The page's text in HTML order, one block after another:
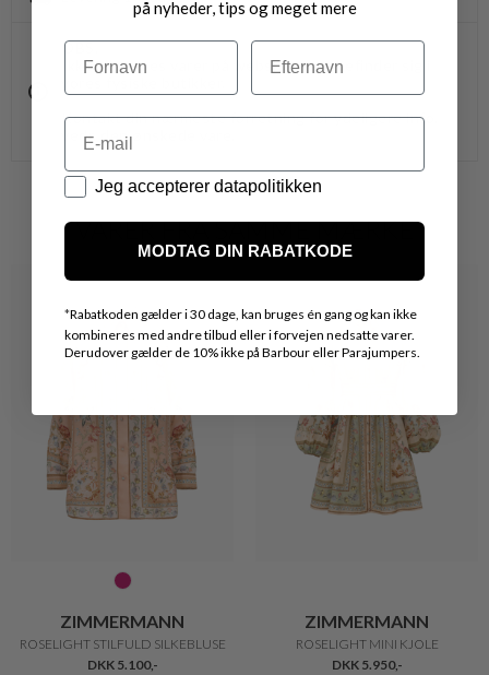
OBS.
Ikke alle vores varer på webshoppen, befinder sig i
Kontakt din nærmeste forretning for ydeligere info.
vedr. den ønskede vare.
VARER FRA SAMME MÆRKE
ZIMMERMANN
ROSELIGHT STILFULD SILKEBLUSE
DKK 5.100,-
ZIMMERMANN
ROSELIGHT MINI KJOLE
DKK 5.950,-
på nyheder, tips og meget mere
Navn Efternavn
Email
Datapolitik
Jeg accepterer datapolitikken
MODTAG DIN RABATKODE
*Rabatkoden gælder i 30 dage, kan bruges én gang og kan ikke
kombineres med andre tilbud eller i forvejen nedsatte varer.
Derudover gælder de 10% ikke på Barbour eller Parajumpers.